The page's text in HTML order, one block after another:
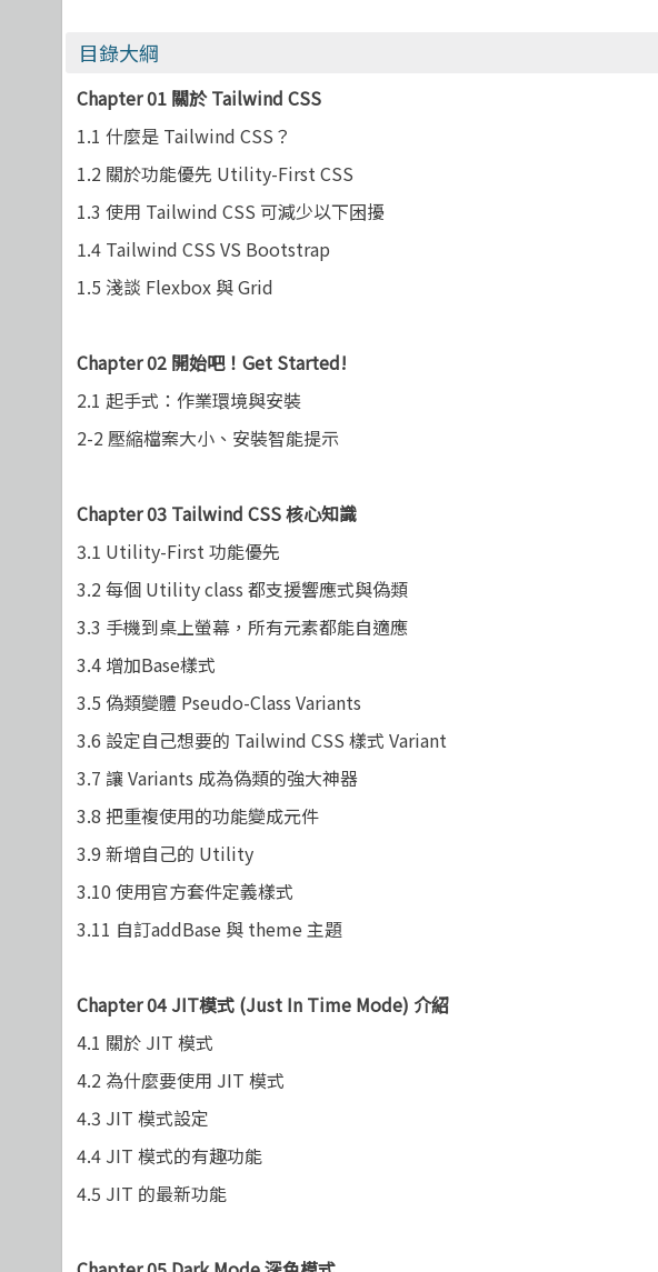
目錄大綱
Chapter 01 關於 Tailwind CSS
1.1 什麼是 Tailwind CSS？
1.2 關於功能優先 Utility-First CSS
1.3 使用 Tailwind CSS 可減少以下困擾
1.4 Tailwind CSS VS Bootstrap
1.5 淺談 Flexbox 與 Grid
Chapter 02 開始吧！Get Started!
2.1 起手式：作業環境與安裝
2-2 壓縮檔案大小、安裝智能提示
Chapter 03 Tailwind CSS核心知識
3.1 Utility-First 功能優先
3.2 每個 Utility class 都支援響應式與偽類
3.3 手機到桌上螢幕，所有元素都能自適應
3.4 增加Base樣式
3.5 偽類變體 Pseudo-Class Variants
3.6 設定自己想要的 Tailwind CSS 樣式 Variant
3.7 讓 Variants 成為偽類的強大神器
3.8 把重複使用的功能變成元件
3.9新增自己的 Utility
3.10 使用官方套件定義樣式
3.11 自訂addBase 與 theme 主題
Chapter 04 JIT模式 (Just In Time Mode) 介紹
4.1 關於 JIT 模式
4.2 為什麼要使用 JIT 模式
4.3 JIT 模式設定
4.4 JIT 模式的有趣功能
4.5 JIT 的最新功能